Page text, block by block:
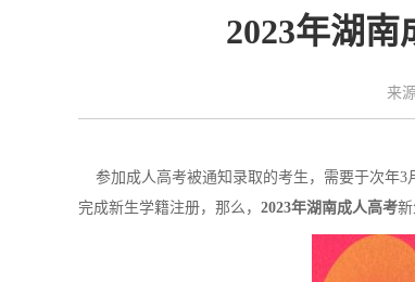
2023年湖南
来
参加成人高考被通知录取的考生，需要于次年3
完成新生学籍注册，那么， 2023年湖南成人高考